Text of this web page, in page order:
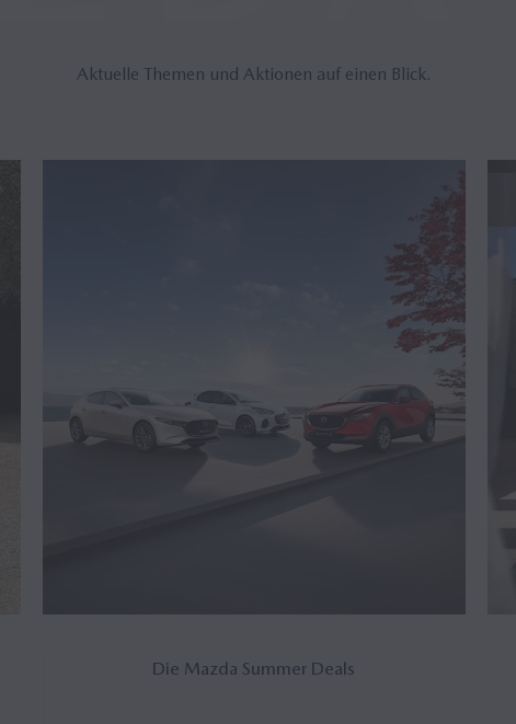
Aktuelle Themen und Aktionen auf einen Blick.
Die Mazda Summer Deals